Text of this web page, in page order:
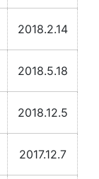
2018.2.14
2018.5.18
2018.12.5
2017.12.7